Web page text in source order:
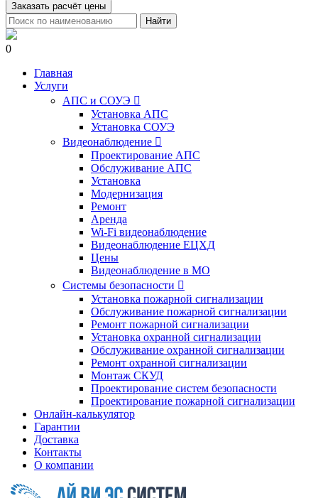
Заказать расчёт цены
Найти
0
Главная
Услуги
АПС и СОУЭ 
Установка АПС
Установка СОУЭ
Видеонаблюдение 
Проектирование АПС
Обслуживание АПС
Установка
Модернизация
Ремонт
Аренда
Wi-Fi видеонаблюдение
Видеонаблюдение ЕЦХД
Цены
Видеонаблюдение в МО
Системы безопасности 
Установка пожарной сигнализации
Обслуживание пожарной сигнализации
Ремонт пожарной сигнализации
Установка охранной сигнализации
Обслуживание охранной сигнализации
Ремонт охранной сигнализации
Монтаж СКУД
Проектирование систем безопасности
Проектирование пожарной сигнализации
Онлайн-калькулятор
Гарантии
Доставка
Контакты
О компании